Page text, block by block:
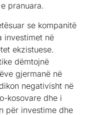
pranuara.
se kompanitë
investimet në
ekzistuese.
dëmtojnë
gjermanë në
negativisht në
kosovare dhe i
për investime dhe